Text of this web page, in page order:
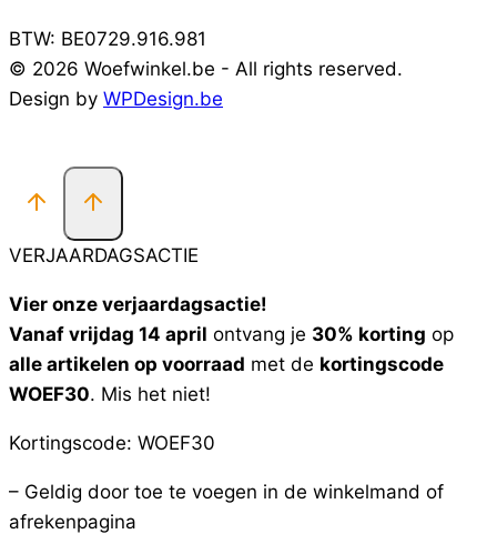
BTW: BE0729.916.981
© 2026 Woefwinkel.be - All rights reserved.
Design by WPDesign.be
VERJAARDAGSACTIE
Vier onze verjaardagsactie!
Vanaf vrijdag 14 april ontvang je 30% korting op
alle artikelen op voorraad met de kortingscode
WOEF30. Mis het niet!
Kortingscode: WOEF30
– Geldig door toe te voegen in de winkelmand of
afrekenpagina